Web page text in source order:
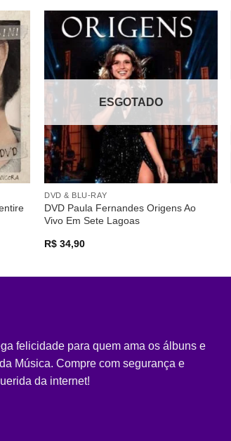
de
Adicionar
a lista de
desejos
ESGOTADO
DVD & BLU-RAY
DVD Paula Fernandes Origens Ao
Vivo Em Sete Lagoas
R$ 34,90
felicidade para quem ama os álbuns e
Música. Compre com segurança e
da internet!